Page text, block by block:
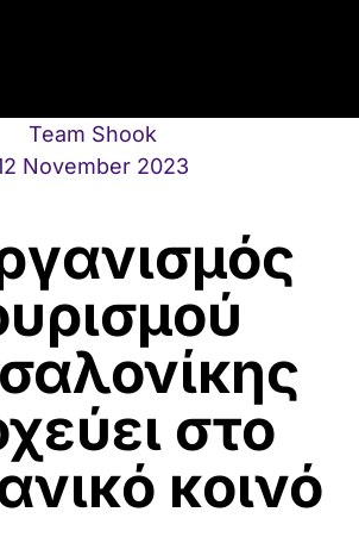
Team Shook
November 2023
στο
κοινό